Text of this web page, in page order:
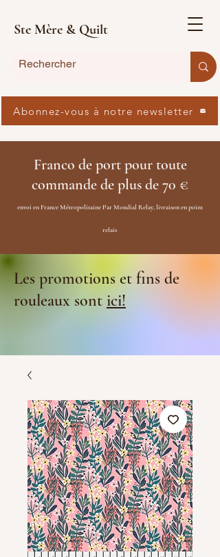
Ste Mère & Quilt
Franco de port pour toute
commande de plus de 70 €
envoi en France Métropolitaine Par Mondial Relay, livraison en point
relais
Les promotions et fins de
rouleaux sontici!
Abonnez-vous à notre newsletter